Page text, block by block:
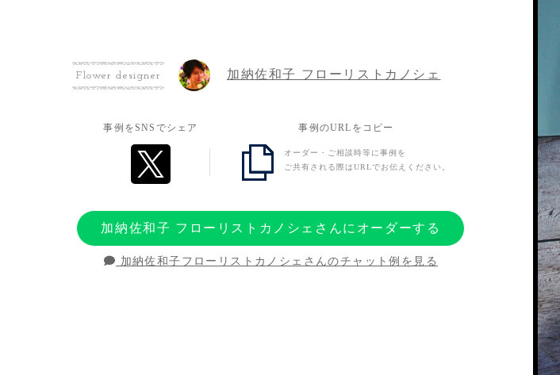
いっぱいの感謝です。
Flower designer 加納佐和子 フローリストカノシェ
事例をSNSでシェア 事例のURLをコピー
オーダー・ご相談時等に事例を
ご共有される際はURLでお伝えください。
加納佐和子 フローリストカノシェさんにオーダーする
加納佐和子フローリストカノシェさんのチャット例を見る